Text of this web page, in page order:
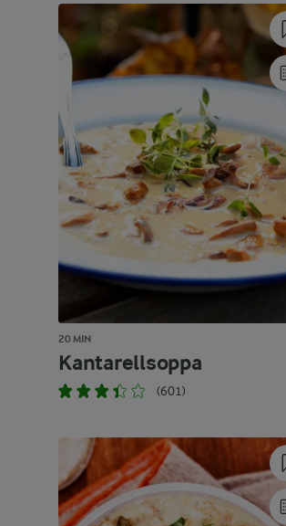
20 MIN
Kantarellsoppa
(601)